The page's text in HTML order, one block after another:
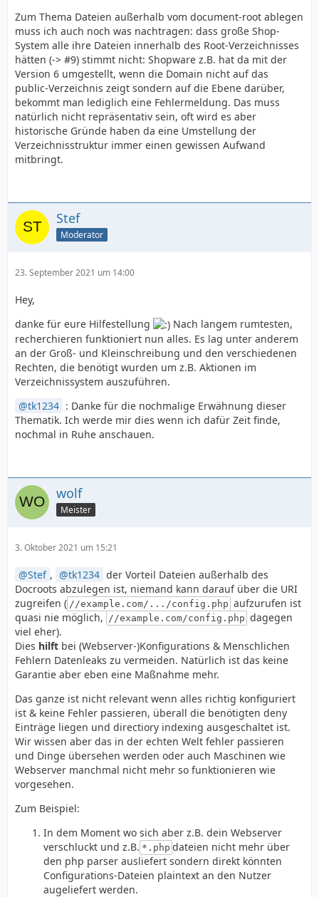
Zum Thema Dateien außerhalb vom document-root ablegen
muss ich auch noch was nachtragen: dass große Shop-
System alle ihre Dateien innerhalb des Root-Verzeichnisses
hätten (-> #9) stimmt nicht: Shopware z.B. hat da mit der
Version 6 umgestellt, wenn die Domain nicht auf das
public-Verzeichnis zeigt sondern auf die Ebene darüber,
bekommt man lediglich eine Fehlermeldung. Das muss
natürlich nicht repräsentativ sein, oft wird es aber
historische Gründe haben da eine Umstellung der
Verzeichnisstruktur immer einen gewissen Aufwand
mitbringt.
Stef
Moderator
23. September 2021 um 14:00
Hey,
danke für eure Hilfestellung
Nach langem rumtesten,
recherchieren funktioniert nun alles. Es lag unter anderem
an der Groß- und Kleinschreibung und den verschiedenen
Rechten, die benötigt wurden um z.B. Aktionen im
Verzeichnissystem auszuführen.
tk1234 : Danke für die nochmalige Erwähnung dieser
Thematik. Ich werde mir dies wenn ich dafür Zeit finde,
nochmal in Ruhe anschauen.
wolf
Meister
3. Oktober 2021 um 15:21
Stef , tk1234 der Vorteil Dateien außerhalb des
Docroots abzulegen ist, niemand kann darauf über die URI
zugreifen ( //example.com/.../config.php aufzurufen ist
quasi nie möglich, //example.com/config.php dagegen
viel eher).
Dies hilft bei (Webserver-)Konfigurations & Menschlichen
Fehlern Datenleaks zu vermeiden. Natürlich ist das keine
Garantie aber eben eine Maßnahme mehr.
Das ganze ist nicht relevant wenn alles richtig konfiguriert
ist & keine Fehler passieren, überall die benötigten deny
Einträge liegen und directiory indexing ausgeschaltet ist.
Wir wissen aber das in der echten Welt fehler passieren
und Dinge übersehen werden oder auch Maschinen wie
Webserver manchmal nicht mehr so funktionieren wie
vorgesehen.
Zum Beispiel:
In dem Moment wo sich aber z.B. dein Webserver
verschluckt und z.B. *.php dateien nicht mehr über
den php parser ausliefert sondern direkt könnten
Configurations-Dateien plaintext an den Nutzer
augeliefert werden.